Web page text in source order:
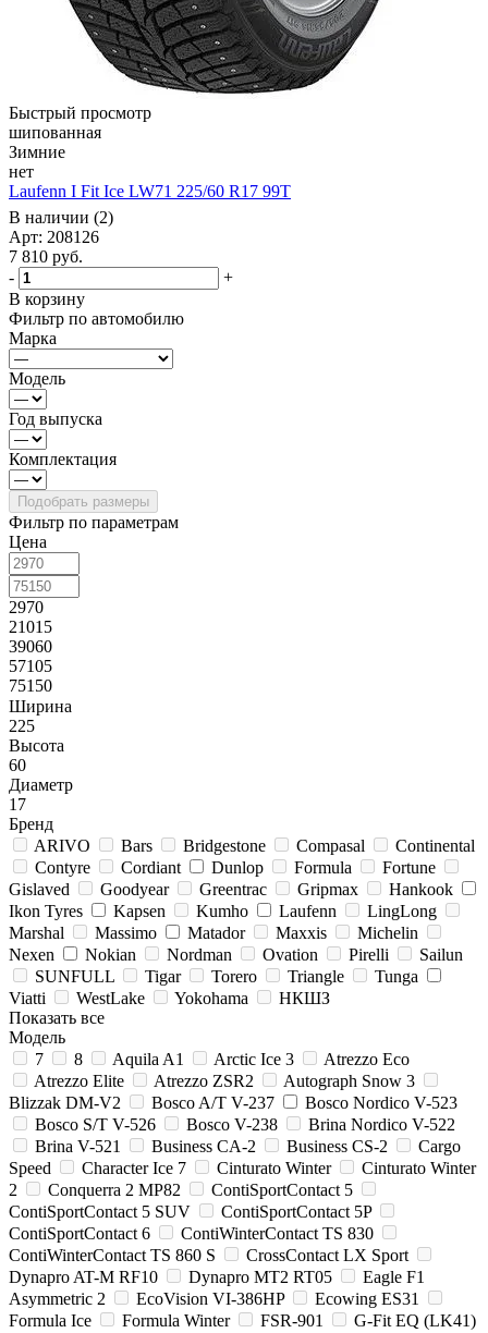
Быстрый просмотр
шипованная
Зимние
нет
Laufenn I Fit Ice LW71 225/60 R17 99T
В наличии (2)
Арт: 208126
7 810 руб.
-
+
В корзину
Фильтр по автомобилю
Марка
Модель
Год выпуска
Комплектация
Фильтр по параметрам
Цена
2970
21015
39060
57105
75150
Ширина
225
Высота
60
Диаметр
17
Бренд
ARIVO
Bars Bridgestone Compasal
Continental
Contyre
Cordiant Dunlop Formula
Fortune
Gislaved
Goodyear Greentrac Gripmax
Hankook
Ikon Tyres
Kapsen Kumho Laufenn
LingLong
Marshal
Massimo Matador Maxxis
Michelin
Nexen
Nokian Nordman Ovation Pirelli
Sailun
SUNFULL
Tigar Torero Triangle
Tunga
Viatti
WestLake Yokohama
НКШЗ
Показать все
Модель
7
8 Aquila A1 Arctic Ice 3
Atrezzo Eco
Atrezzo Elite
Atrezzo ZSR2
Autograph Snow 3
Blizzak DM-V2
Bosco A/T V-237
Bosco Nordico V-523
Bosco S/T V-526
Bosco V-238
Brina Nordico V-522
Brina V-521
Business CA-2 Business CS-2
Cargo
Speed
Character Ice 7 Cinturato Winter
Cinturato Winter
2
Conquerra 2 MP82
ContiSportContact 5
ContiSportContact 5 SUV
ContiSportContact 5P
ContiSportContact 6
ContiWinterContact TS 830
ContiWinterContact TS 860 S
CrossContact LX Sport
Dynapro AT-M RF10
Dynapro MT2 RT05
Eagle F1
Asymmetric 2
EcoVision VI-386HP
Ecowing ES31
Formula Ice
Formula Winter FSR-901
G-Fit EQ (LK41)